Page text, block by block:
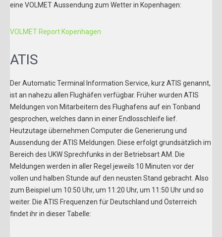
eine VOLMET Aussendung zum Wetter in Kopenhagen:
VOLMET Report Kopenhagen
ATIS
Der Automatic Terminal Information Service, kurz ATIS genannt,
ist an nahezu allen Flughäfen verfügbar. Früher wurden ATIS
Meldungen von Mitarbeitern des Flughafens auf ein Tonband
gesprochen, welches dann in einer Endlosschleife lief.
Heutzutage übernehmen Computer die Generierung und
Aussendung der ATIS Meldungen. Diese erfolgt grundsätzlich im
Bereich des UKW Sprechfunks in der Betriebsart AM. Die
Meldungen werden in aller Regel jeweils 10 Minuten vor der
vollen und halben Stunde auf den neusten Stand gebracht. Also
zum Beispiel um 10:50 Uhr, um 11:20 Uhr, um 11:50 Uhr und so
weiter. Die ATIS Frequenzen für Deutschland und Österreich
findet ihr in dieser Tabelle: